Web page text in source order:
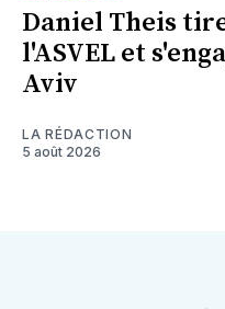
Daniel Theis
l'ASVEL et
Aviv
LA RÉDACTION
5 août 2026